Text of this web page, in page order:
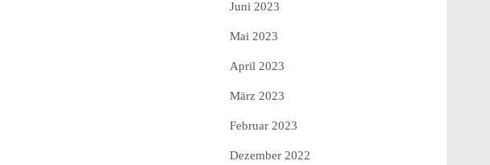
Juni 2023
Mai 2023
April 2023
März 2023
Februar 2023
Dezember 2022